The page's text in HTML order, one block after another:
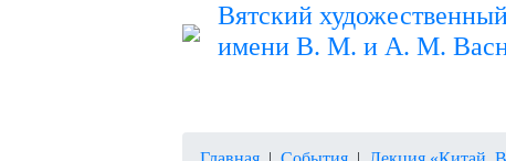
Вятский
имени В. М. и А. М.